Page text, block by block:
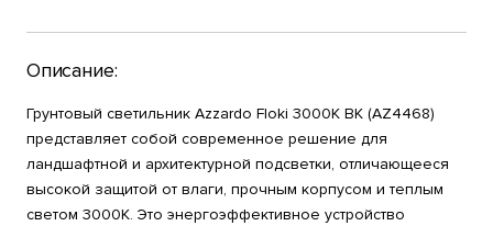
Описание:
Грунтовый светильник Azzardo Floki 3000K BK (AZ4468)
представляет собой современное решение для
ландшафтной и архитектурной подсветки, отличающееся
высокой защитой от влаги, прочным корпусом и теплым
светом 3000K. Это энергоэффективное устройство